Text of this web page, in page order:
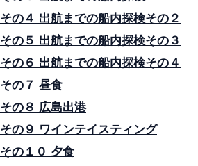
その４ 出航までの船内探検その２
その５ 出航までの船内探検その３
その６ 出航までの船内探検その４
その７ 昼食
その８ 広島出港
その９ ワインテイスティング
その１０ 夕食